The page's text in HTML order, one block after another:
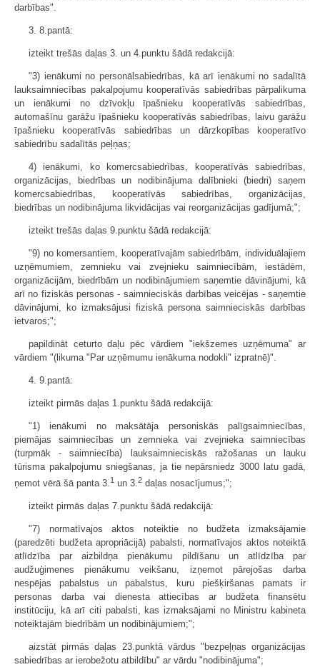
darbības".
3. 8.pantā:
izteikt trešās daļas 3. un 4.punktu šādā redakcijā:
"3) ienākumi no personālsabiedrības, kā arī ienākumi no sadalītā
lauksaimniecības pakalpojumu kooperatīvās sabiedrības pārpalikuma
un ienākumi no dzīvokļu īpašnieku kooperatīvās sabiedrības,
automašīnu garāžu īpašnieku kooperatīvās sabiedrības, laivu garāžu
īpašnieku kooperatīvās sabiedrības un dārzkopības kooperatīvo
sabiedrību sadalītās peļņas;
4) ienākumi, ko komercsabiedrības, kooperatīvās sabiedrības,
organizācijas, biedrības un nodibinājuma dalībnieki (biedri) saņem
komercsabiedrības, kooperatī­vās sabiedrības, organizācijas,
biedrības un nodibinājuma likvidācijas vai reorganizācijas gadījumā;";
izteikt trešās daļas 9.punktu šādā redakcijā:
"9) no komersantiem, kooperatīvajām sabiedrībām, individuālajiem
uzņēmumiem, zemnieku vai zvejnieku saimniecībām, iestādēm,
organizācijām, biedrībām un nodibinājumiem saņemtie dāvinājumi, kā
arī no fiziskās personas - saimnieciskās darbības veicējas - saņemtie
dāvinājumi, ko izmaksājusi fiziskā persona saimnieciskās darbības
ietvaros;";
papildināt ceturto daļu pēc vārdiem "iekšzemes uzņēmuma" ar
vārdiem "(likuma "Par uzņēmumu ienākuma nodokli" izpratnē)".
4. 9.pantā:
izteikt pirmās daļas 1.punktu šādā redakcijā:
"1) ienākumi no maksātāja personiskās palīgsaimniecības,
piemājas saimniecības un zemnieka vai zvejnieka saimniecības
(turpmāk - saimniecība) lauksaimnieciskās ražošanas un lauku
tūrisma pakalpojumu sniegšanas, ja tie nepārsniedz 3000 latu gadā,
ņemot vērā šā panta 3.1 un 3.2 daļas nosacījumus;";
izteikt pirmās daļas 7.punktu šādā redakcijā:
"7) normatīvajos aktos noteiktie no budžeta izmaksājamie
(paredzēti budžeta apropriācijā) pabalsti, normatīvajos aktos noteiktā
atlīdzība par aizbildņa pienākumu pildīšanu un atlīdzība par
audžuģimenes pienākumu veikšanu, izņemot pārejošas darba
nespējas pabalstus un pabalstus, kuru piešķiršanas pamats ir
personas darba vai dienesta attiecības ar budžeta finansētu
institūciju, kā arī citi pabalsti, kas izmaksājami no Ministru kabineta
noteiktajām biedrībām un nodibinājumiem;";
aizstāt pirmās daļas 23.punktā vārdus "bezpeļņas organizācijas
sabiedrības ar ierobežotu atbildību" ar vārdu "nodibinājuma";